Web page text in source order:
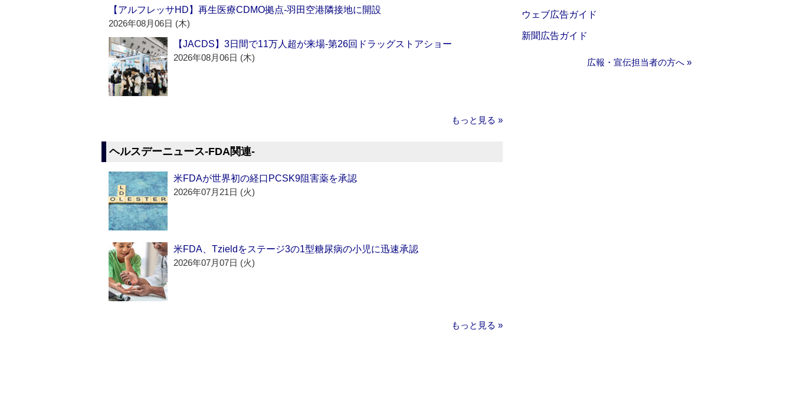
【アルフレッサHD】再生医療CDMO拠点‐羽田空港隣接地に開設
2026年08月06日 (木)
【JACDS】3日間で11万人超が来場‐第26回ドラッグストアショー
2026年08月06日 (木)
もっと見る »
ヘルスデーニュース‐FDA関連‐
米FDAが世界初の経口PCSK9阻害薬を承認
2026年07月21日 (火)
米FDA、Tzieldをステージ3の1型糖尿病の小児に迅速承認
2026年07月07日 (火)
もっと見る »
ウェブ広告ガイド
新聞広告ガイド
広報・宣伝担当者の方へ »